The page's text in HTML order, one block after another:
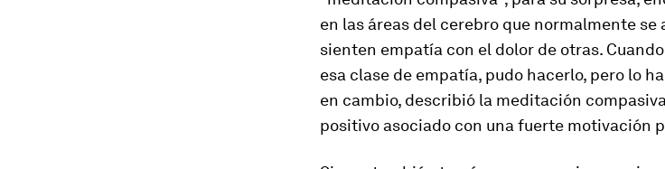
en las áreas del cerebro que normalmente
sienten empatía con el dolor de otras.
esa clase de empatía, pudo hacerlo, pero lo
en cambio, describió la meditación
positivo asociado con una fuerte motivación